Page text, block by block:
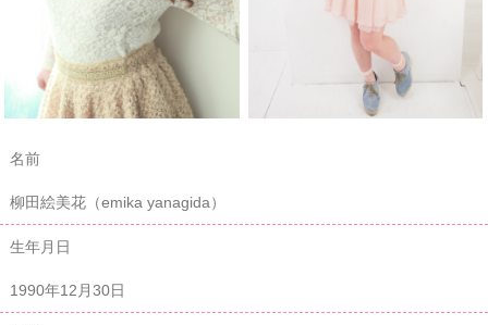
名前
柳田絵美花（emika yanagida）
生年月日
1990年12月30日